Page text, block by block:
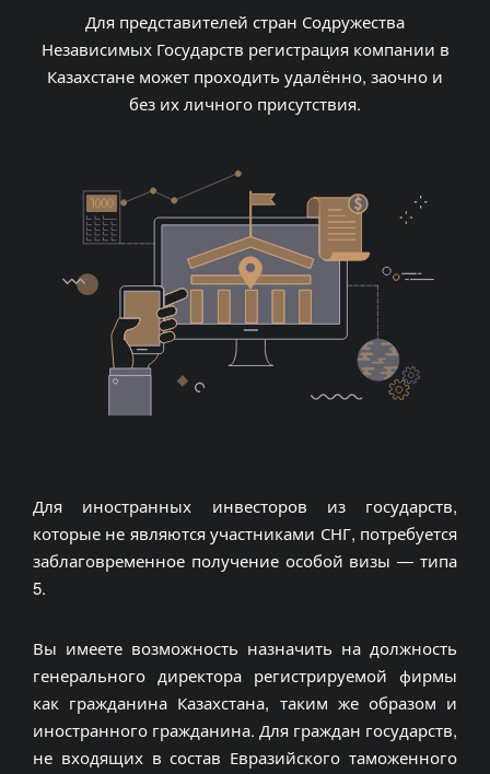
Для представителей стран Содружества
Независимых Государств регистрация компании в
Казахстане может проходить удалённо, заочно и
без их личного присутствия.
Для иностранных инвесторов из государств,
которые не являются участниками СНГ, потребуется
заблаговременное получение особой визы — типа
5.
Вы имеете возможность назначить на должность
генерального директора регистрируемой фирмы
как гражданина Казахстана, таким же образом и
иностранного гражданина. Для граждан государств,
не входящих в состав Евразийского таможенного